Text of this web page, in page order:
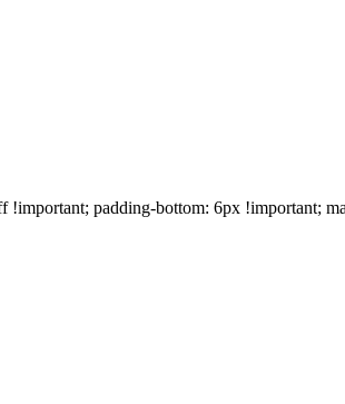
padding-bottom: 6px !important;